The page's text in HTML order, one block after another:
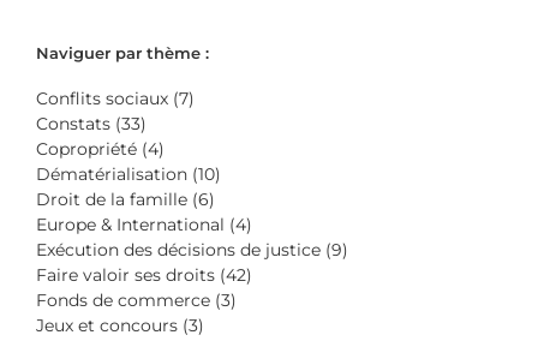
Naviguer par thème :
Conflits sociaux (7)
Constats (33)
Copropriété (4)
Dématérialisation (10)
Droit de la famille (6)
Europe & International (4)
Exécution des décisions de justice (9)
Faire valoir ses droits (42)
Fonds de commerce (3)
Jeux et concours (3)